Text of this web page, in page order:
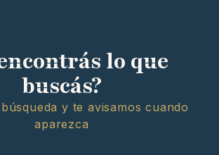
lo que
buscás?
y te avisamos cuando
aparezca